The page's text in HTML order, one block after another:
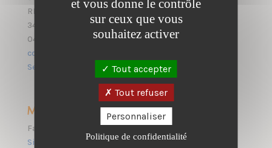
RD 185 – Lieu Dit Carré du Roi
34750 VILLENEUVE LES MAGUELONE
04 67 27 73 78
contact@spa-montpellier.org
Se rendre au refuge →
Maltraitance
Faire un signalement
Signaler une maltraitance →
et vous donne le contrôle
sur ceux que vous
souhaitez activer
Tout accepter
Tout refuser
Personnaliser
Politique de confidentialité